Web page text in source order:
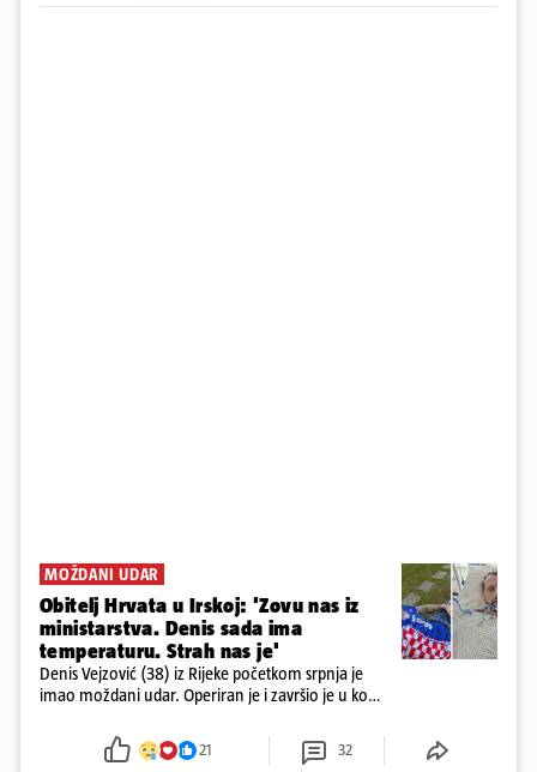
MOŽDANI UDAR
Obitelj Hrvata u Irskoj: 'Zovu nas iz
ministarstva. Denis sada ima
temperaturu. Strah nas je'
Denis Vejzović (38) iz Rijeke početkom srpnja je
imao moždani udar. Operiran je i završio je u komi.
tamošnji liječnici ne vjeruju u oporavak: 'Imamo
21 32